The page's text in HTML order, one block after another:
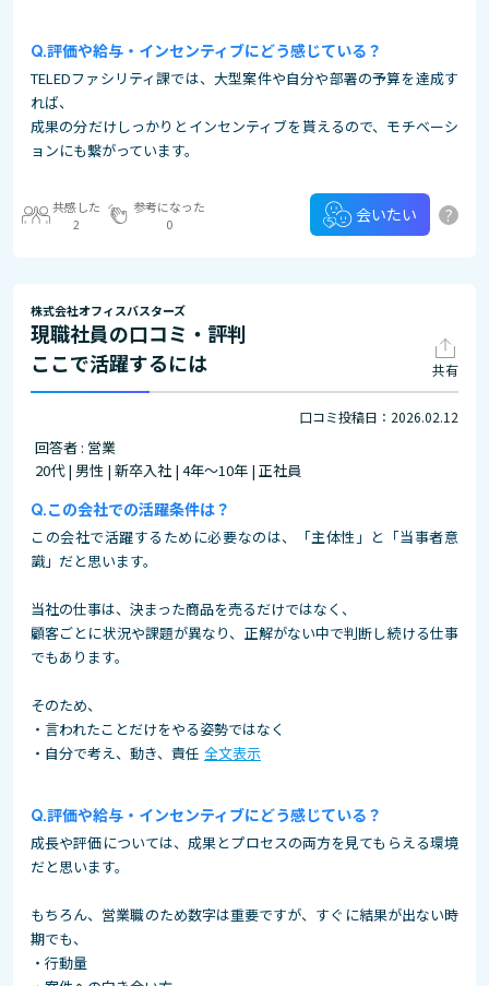
評価や給与・インセンティブにどう感じている？
TELEDファシリティ課では、大型案件や自分や部署の予算を達成す
れば、
成果の分だけしっかりとインセンティブを貰えるので、モチベーシ
ョンにも繋がっています。
共感した
2
参考になった
0
会いたい ?
株式会社オフィスバスターズ
現職社員の口コミ・評判
ここで活躍するには
共有
口コミ投稿日：2026.02.12
回答者 : 営業
20代 | 男性 | 新卒入社 | 4年～10年 | 正社員
この会社での活躍条件は？
この会社で活躍するために必要なのは、「主体性」と「当事者意
識」だと思います。
当社の仕事は、決まった商品を売るだけではなく、
顧客ごとに状況や課題が異なり、正解がない中で判断し続ける仕事
でもあります。
そのため、
・言われたことだけをやる姿勢ではなく
・自分で考え、動き、責任 全文表示
評価や給与・インセンティブにどう感じている？
成長や評価については、成果とプロセスの両方を見てもらえる環境
だと思います。
もちろん、営業職のため数字は重要ですが、すぐに結果が出ない時
期でも、
・行動量